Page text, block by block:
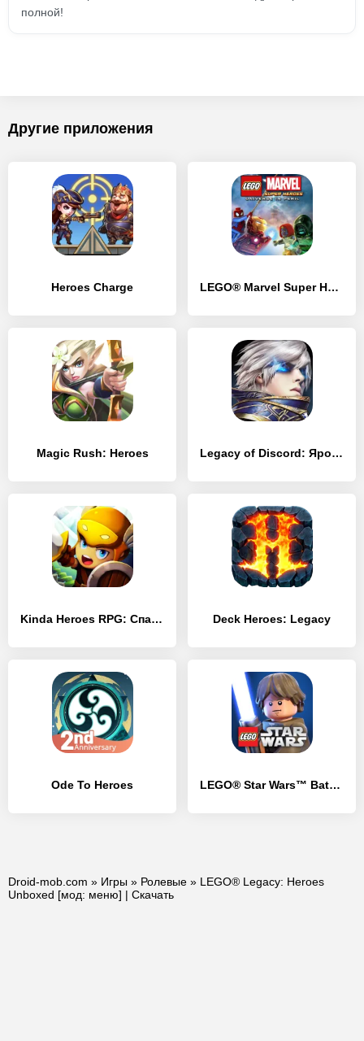
полной!
Другие приложения
Heroes Charge LEGO® Marvel Super Heroes
Magic Rush: Heroes Legacy of Discord: Яростные Крылья
Kinda Heroes RPG: Спаси Принцессу! Deck Heroes: Legacy
Ode To Heroes LEGO® Star Wars™ Battles: PVP
Droid-mob.com » Игры » Ролевые » LEGO® Legacy: Heroes
Unboxed [мод: меню] | Скачать